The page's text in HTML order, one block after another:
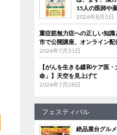
15人の医師や
2026年8月5日
重症筋無力症への正しい知
市で公開講座、オンライン配
2026年7月31日
【がんを生きる緩和ケア医
命」】天空を見上げて
2026年7月28日
フェスティバル
絶品屋台グル